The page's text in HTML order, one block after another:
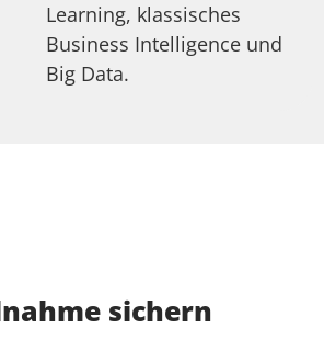
Learning, klassisches
Business Intelligence und
Big Data.
sichern